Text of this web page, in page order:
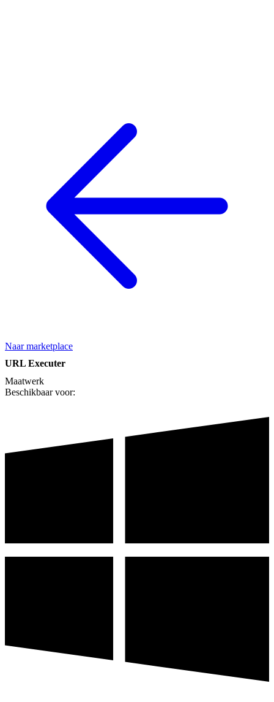
Naar marketplace
URL Executer
Maatwerk
Beschikbaar voor: